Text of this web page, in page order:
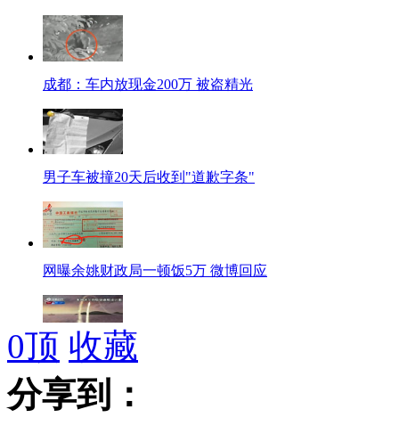
成都：车内放现金200万 被盗精光
男子车被撞20天后收到"道歉字条"
网曝余姚财政局一顿饭5万 微博回应
美国正建造史上最强隐形战舰
0顶 收藏
分享到：